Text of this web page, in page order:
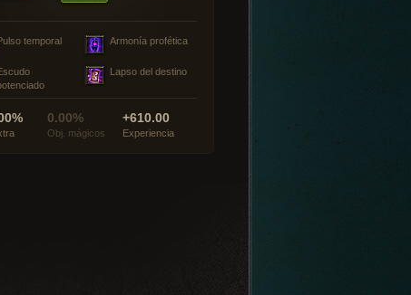
temporal Armonía profética
Lapso del destino
0.00%
Obj. mágicos
+610.00
Experiencia